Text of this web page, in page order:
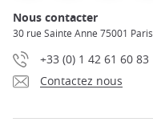
Nous contacter
30 rue Sainte Anne 75001
+33 (0) 1 42 61 60 83
Contactez nous